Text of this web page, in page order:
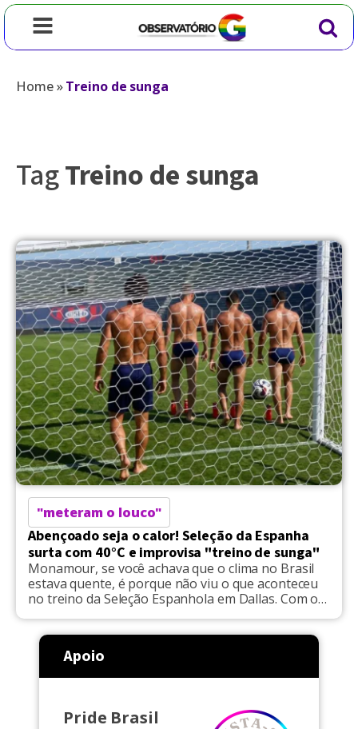
Home»Treino de sunga
TagTreino de sunga
"meteram o louco"
Abençoado seja o calor! Seleção da Espanha
surta com 40°C e improvisa "treino de sunga"
Monamour, se você achava que o clima no Brasil
estava quente, é porque não viu o que aconteceu
no treino da Seleção Espanhola em Dallas. Com os
umidade de deixar qualquer escova indefinida, o
trio de maganos Ferrán Torres, Marcos Llorente e
Álex Baena simplesmente não aguentou […]
Apoio
Pride Brasil